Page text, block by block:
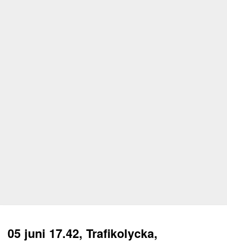
05 juni 17.42, Trafikolycka,